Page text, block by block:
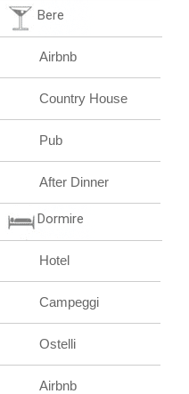
Bere
Airbnb
Country House
Pub
After Dinner
Dormire
Hotel
Campeggi
Ostelli
Airbnb